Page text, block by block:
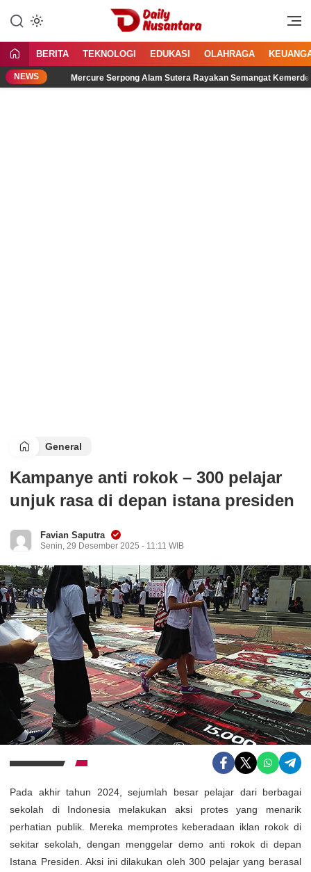
konten
Daily Nusantara
Menyajikan Fakta, Menginspirasi
BERITA TEKNOLOGI EDUKASI OLAHRAGA
NEWS Mercure Serpong Alam Sutera Rayakan Semangat Kemerdekaan
General
Kampanye anti rokok – 300 pelajar
unjuk rasa di depan istana presiden
Favian Saputra
Senin, 29 Desember 2025 - 11:11 WIB
Pada akhir tahun 2024, sejumlah besar pelajar dari berbagai
sekolah di Indonesia melakukan aksi protes yang menarik
perhatian publik. Mereka memprotes keberadaan iklan rokok di
sekitar sekolah, dengan menggelar demo anti rokok di depan
Istana Presiden. Aksi ini dilakukan oleh 300 pelajar yang berasal